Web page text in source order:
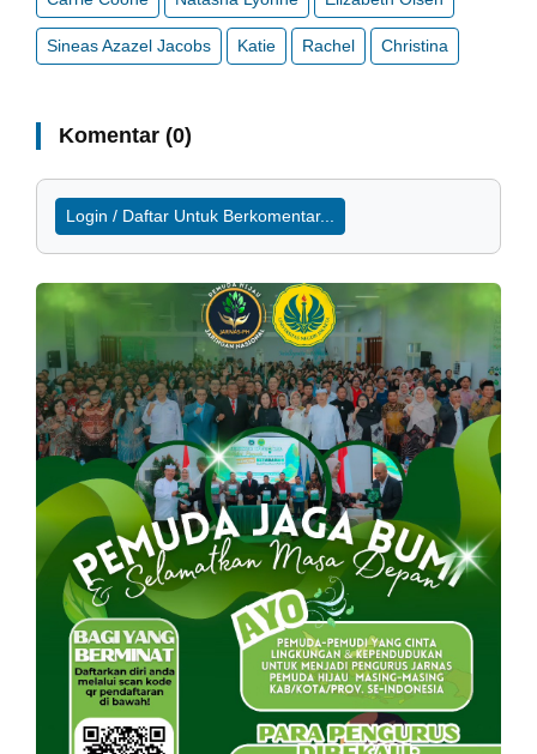
Sineas Azazel Jacobs Katie Rachel Christina
Komentar (0)
Login / Daftar Untuk Berkomentar...